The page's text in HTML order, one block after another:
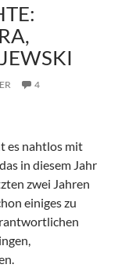
4
es nahtlos mit
in diesem Jahr
zwei Jahren
einiges zu